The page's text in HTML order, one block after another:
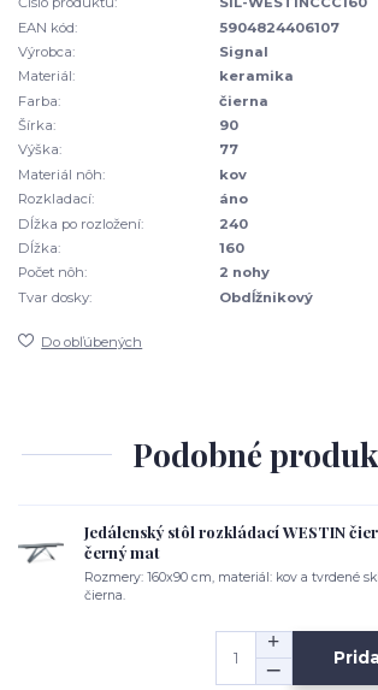
EAN kód:
5904824406107
Výrobca:
Signal
Materiál:
keramika
Farba:
čierna
Šírka:
90
Výška:
77
Materiál nôh:
kov
Rozkladací:
áno
Dĺžka po rozložení:
240
Dĺžka:
160
Počet nôh:
2 nohy
Tvar dosky:
Obdĺžnikový
Do obľúbených
Podobné
Jedálenský stôl rozkládací WESTIN
černý mat
Rozmery: 160x90 cm, materiál: kov a tvrdené
čierna.